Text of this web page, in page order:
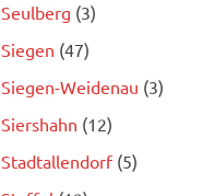
Seulberg (3)
Siegen (47)
Siegen-Weidenau (3)
Siershahn (12)
Stadtallendorf(5)